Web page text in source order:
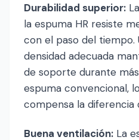
Durabilidad superior:
la espuma HR resiste
con el paso del tiempo.
densidad adecuada
de soporte durante
espuma convencional,
compensa la diferencia
Buena ventilación: La